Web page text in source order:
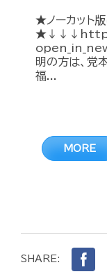
★ノーカット
明の方は、党
福...
MORE
SHARE: